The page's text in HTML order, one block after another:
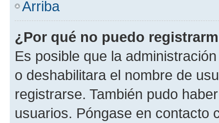
Arriba
¿Por qué no puedo
Es posible que la
o deshabilitara el nombre de
registrarse. También pudo
usuarios. Póngase en contacto